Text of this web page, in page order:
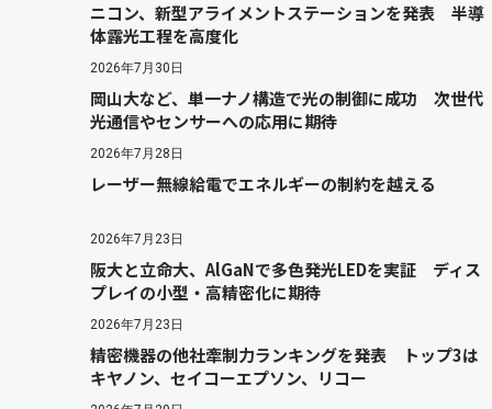
ニコン、新型アライメントステーションを発表 半導
体露光工程を高度化
2026年7月30日
岡山大など、単一ナノ構造で光の制御に成功 次世代
光通信やセンサーへの応用に期待
2026年7月28日
レーザー無線給電でエネルギーの制約を越える
2026年7月23日
阪大と立命大、AlGaNで多色発光LEDを実証 ディス
プレイの小型・高精密化に期待
2026年7月23日
精密機器の他社牽制力ランキングを発表 トップ3は
キヤノン、セイコーエプソン、リコー